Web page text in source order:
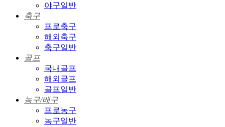
야구일반
축구
프로축구
해외축구
축구일반
골프
국내골프
해외골프
골프일반
농구/배구
프로농구
농구일반